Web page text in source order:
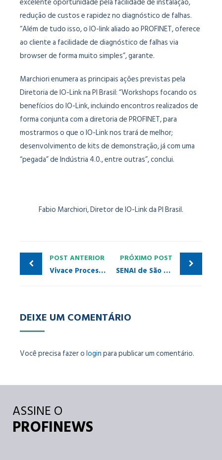
redução de custos e rapidez no diagnóstico de falhas.
“Além de tudo isso, o IO-link aliado ao PROFINET, oferece
ao cliente a facilidade de diagnóstico de falhas via
browser de forma muito simples”, garante.
Marchiori enumera as principais ações previstas pela
Diretoria de IO-Link na PI Brasil: “Workshops focando os
benefícios do IO-Link, incluindo encontros realizados de
forma conjunta com a diretoria de PROFINET, para
mostrarmos o que o IO-Link nos trará de melhor;
desenvolvimento de kits de demonstração, já com uma
“pegada” de Indústria 4.0., entre outras”, conclui.
Fabio Marchiori, Diretor de IO-Link da PI Brasil.
POST ANTERIOR
Vivace Process Instruments – VTT10-MP Transmissor de Temperatura Multipontos & E/S
PRÓXIMO POST
SENAI de São Caetano do Sul recebe PROFINET on The Road
DEIXE UM COMENTÁRIO
Você precisa fazer ologinpara publicar um comentário.
ASSINE O
PROFINEWS